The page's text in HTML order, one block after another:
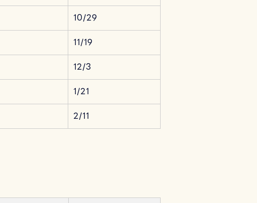
10/29
11/19
12/3
1/21
2/11